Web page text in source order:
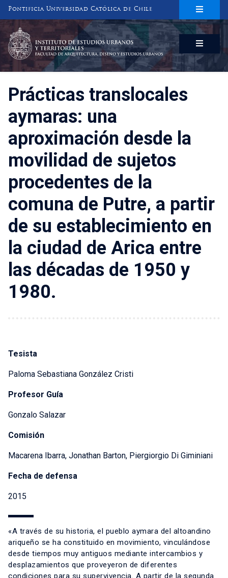
Pontificia Universidad Católica de Chile
INSTITUTO DE ESTUDIOS URBANOS
Y TERRITORIALES
FACULTAD DE ARQUITECTURA, DISEÑO Y ESTUDIOS URBANOS
Prácticas translocales
aymaras: una
aproximación desde la
movilidad de sujetos
procedentes de la
comuna de Putre, a partir
de su establecimiento en
la ciudad de Arica entre
las décadas de 1950 y
1980.
Tesista
Paloma Sebastiana González Cristi
Profesor Guía
Gonzalo Salazar
Comisión
Macarena Ibarra, Jonathan Barton, Piergiorgio Di Giminiani
Fecha de defensa
2015
«A través de su historia, el pueblo aymara del altoandino
ariqueño se ha constituido en movimiento, vinculándose
desde tiempos muy antiguos mediante intercambios y
desplazamientos que proveyeron de diferentes
condiciones para su supervivencia. A partir de la segunda